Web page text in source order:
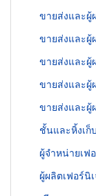
ขายส่งและผู้
ขายส่งและผู้
ขายส่งและผู้
ขายส่งและ
ขายส่งและผู้
ชั้นและหิ้งเก็
ผู้จำหน่ายเฟ
ผู้ผลิตเฟอร์นิ